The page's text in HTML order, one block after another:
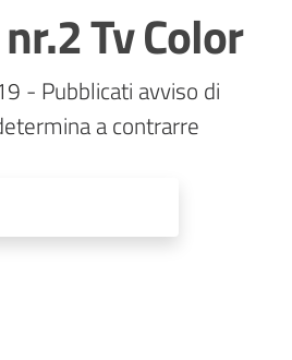
Tv Color
- Pubblicati avviso di